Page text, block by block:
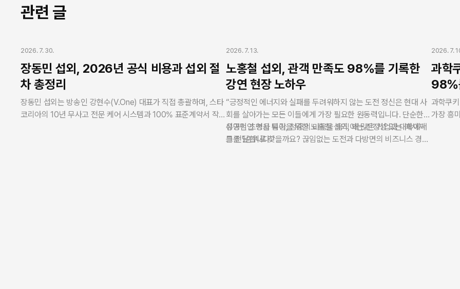
관련 글
2026. 7. 30.
장동민 섭외, 2026년 공식 비용과 섭외 절
차 총정리
장동민 섭외는 방송인 강현수(V.One) 대표가 직접 총괄하며, 스타
코리아의 10년 무사고 전문 케어 시스템과 100% 표준계약서 작
2026. 7. 13.
노홍철 섭외, 관객 만족도 98%를 기록한
강연 현장 노하우
“긍정적인 에너지와 실패를 두려워하지 않는 도전 정신은 현대 사
회를 살아가는 모든 이들에게 가장 필요한 원동력입니다. 단순한
유명인 초청을 넘어, 청중의 마음을 움직이는 진정성 있는 메시지
를 전달합니다.”
성공적인 명사 특강을 위한 노홍철 섭외, 왜 많은 기업과 대학에서
그를 1순위로 찾을까요? 끊임없는 도전과 다방면의 비즈니스 경험
2026. 7.
과학
98%
과학쿠
가장 흥